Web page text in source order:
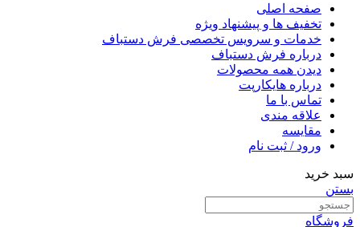
صفحه اصلی
تخفیف ها و پیشنهاد ویژه
خدمات و سرویس تخصصی فرش دستباف
درباره فرش دستباف
دیدن همه محصولات
درباره هایکارپت
تماس با ما
علاقه مندی
مقايسه
ورود / ثبت نام
سبد خرید
بستن
فروشگاه